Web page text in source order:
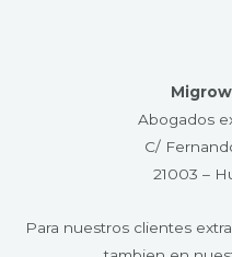
Abogados
C/
21003 –
Para nuestros clientes